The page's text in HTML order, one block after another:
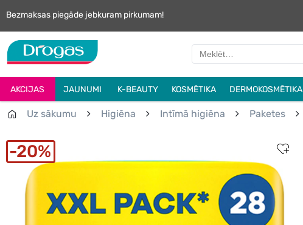
Bezmaksas piegāde jebkuram pirkumam!
AKCIJAS JAUNUMI K-BEAUTY KOSMĒTIKA DERMOKOSMĒTIKA
Uz sākumu Higiēna Intīmā higiēna Paketes
20%